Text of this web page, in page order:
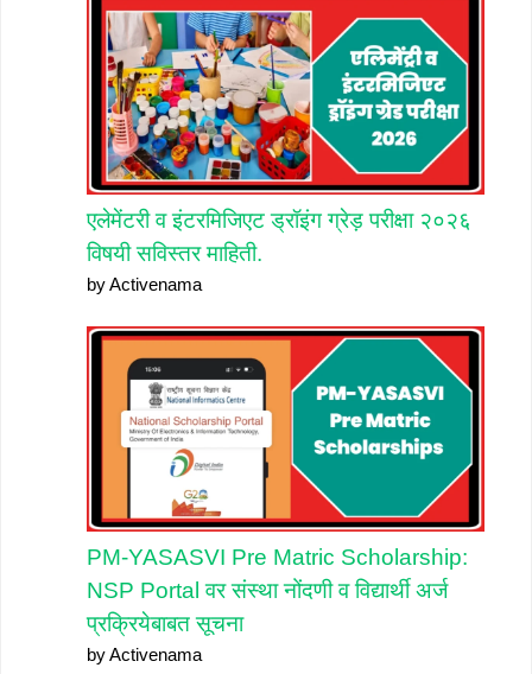
एलेमेंटरी व इंटरमिजिएट ड्रॉइंग ग्रेड़ परीक्षा २०२६
विषयी सविस्तर माहिती.
by Activenama
PM-YASASVI Pre Matric Scholarship:
NSP Portal वर संस्था नोंदणी व विद्यार्थी अर्ज
प्रक्रियेबाबत सूचना
by Activenama